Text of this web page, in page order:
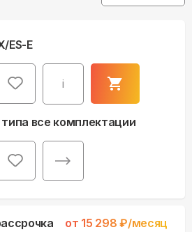
ES-E
i
все комплектации
от 15 298 ₽/месяц